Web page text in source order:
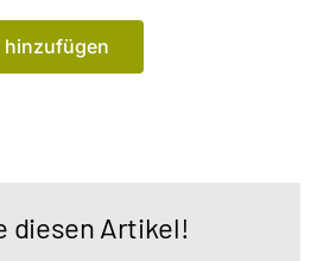
hinzufügen
diesen Artikel!